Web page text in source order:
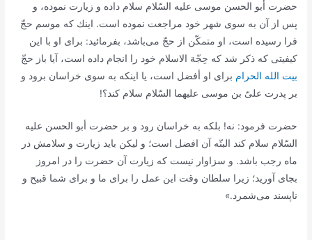
حضرت أبو الحسن موسى علیه السّلام سلام داده و زیارت نموده، و
پس از آن به سوى شهر خود مراجعت نموده است. اینك كه موسم حجّ
فرا رسیده است، او متمكّن از حجّ مى‌باشد، بفرمائید: براى او با این
كیفیتى كه ذكر شد كه حِجّة الاسلام خود را انجام داده است، آیا باز حجّ
بیت الله الحرام براى او أفضل است، یا اینكه به سوى خراسان برود و
بر پدرت علىّ بن موسى علیهما السّلام سلام كند؟!
حضرت فرمود: نه! بلكه به خراسان رود و بر حضرت أبو الحسن علیه
السّلام سلام كند البتّه آن افضل است؛ و لیكن باید زیارت و سلامش در
ماه رجب باشد. و سزاوار نیست كه زیارت آن حضرت را در امروز
بجاى آورید؛ زیرا سلطان وقت این عمل را براى ما و براى شما قبیح و
ناپسند مى‌شمرد.»